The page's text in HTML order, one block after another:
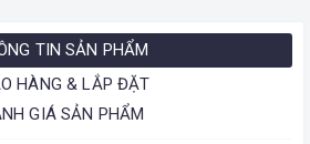
TIN SẢN PHẨM
HÀNG & LẮP ĐẶT
GIÁ SẢN PHẨM